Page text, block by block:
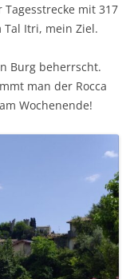
mit 317
Itri, mein Ziel.
Burg beherrscht.
man der Rocca
Wochenende!